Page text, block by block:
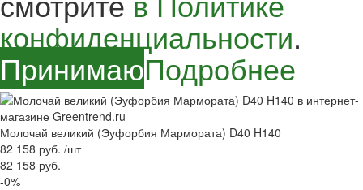
конфиденциальности.
ПринимаюПодробнее
Молочай великий (Эуфорбия Мармората) D40 H140
82 158 руб. /шт
82 158 руб.
-0%